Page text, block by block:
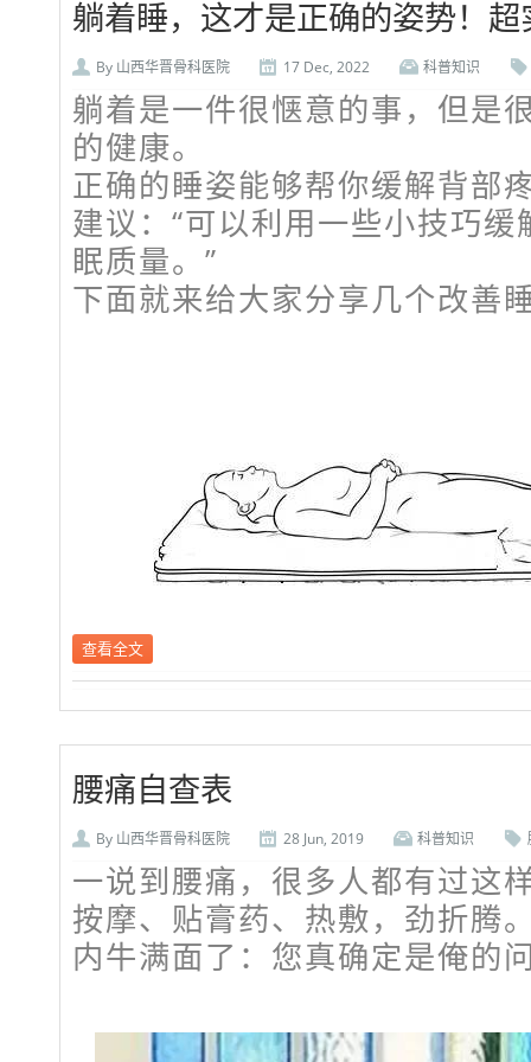
躺着睡，这才是正确的姿势！超
By 山西华晋骨科医院 17 Dec, 2022 科普知识
躺着是一件很惬意的事，但是
的健康。
正确的睡姿能够帮你缓解背部
建议：“可以利用一些小技巧
眠质量。”
下面就来给大家分享几个改善
查看全文
腰痛自查表
By 山西华晋骨科医院 28 Jun, 2019 科普知识
一说到腰痛，很多人都有过这
按摩、贴膏药、热敷，劲折腾
内牛满面了：您真确定是俺的